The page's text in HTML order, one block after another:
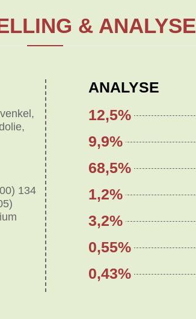
& ANALYSE
134
ANALYSE
12,5%
9,9%
68,5%
1,2%
3,2%
0,55%
0,43%